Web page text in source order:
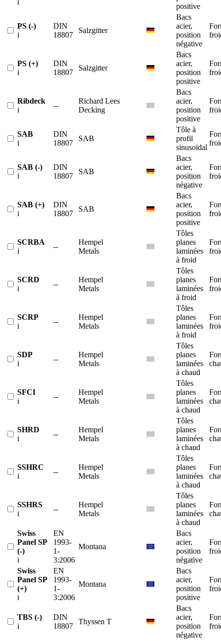
i
positive
PS (-)
i
DIN
18807
Salzgitter
Bacs
acier,
position
négative
PS (+)
i
DIN
18807
Salzgitter
Bacs
acier,
position
positive
Ribdeck
i
--
Richard Lees
Decking
Bacs
acier,
position
positive
SAB
i
DIN
18807
SAB
Tôle à
profil
sinusoïdal
SAB (-)
i
DIN
18807
SAB
Bacs
acier,
position
négative
SAB (+)
i
DIN
18807
SAB
Bacs
acier,
position
positive
SCRBA
i
--
Hempel
Metals
Tôles
planes
laminées
à froid
SCRD
i
--
Hempel
Metals
Tôles
planes
laminées
à froid
SCRP
i
--
Hempel
Metals
Tôles
planes
laminées
à froid
SDP
i
--
Hempel
Metals
Tôles
planes
laminées
à chaud
SFCI
i
--
Hempel
Metals
Tôles
planes
laminées
à chaud
SHRD
i
--
Hempel
Metals
Tôles
planes
laminées
à chaud
SSHRC
i
--
Hempel
Metals
Tôles
planes
laminées
à chaud
SSHRS
i
--
Hempel
Metals
Tôles
planes
laminées
à chaud
Swiss
Panel SP
(-)
i
EN
1993-
1-
3:2006
Montana
Bacs
acier,
position
négative
Swiss
Panel SP
(+)
i
EN
1993-
1-
3:2006
Montana
Bacs
acier,
position
positive
TBS (-)
i
DIN
18807
Thyssen T
Bacs
acier,
position
négative